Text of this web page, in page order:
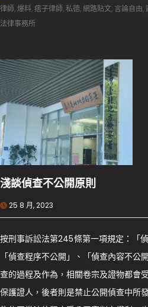
律師,爆料,痞子律師,私德,網路貼文, 言論自由,
法律事務所
淺談偵查不公開原則
25 8 月, 2023
按刑事訴訟法第245條第一項規定：「
「偵查程序不公開」、「偵查內容不
查的過程及作為，相關卷宗及證物都會
保護證人，後者則是禁止公開偵查中所